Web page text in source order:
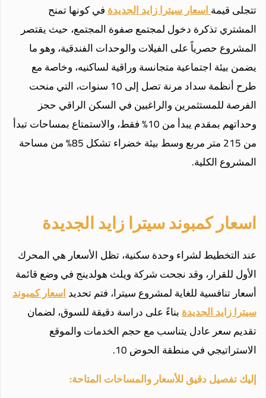
تتجلى قيمةاسعار سيترا زايد الجديدةفي كونها تمنح
المشتري تذكرة دخول لمجتمع صفوة المجتمع، حيث يقتصر
المشروع حصرياً على الفيلات والوحدات الفندقية، وهو ما
يضمن بيئة اجتماعية متجانسة وراقية لساكنيه، وخاصة مع
طرح أنظمة سداد مرنة تصل إلى 10 سنوات، التي منحت
الفرصة للمستثمرين والراغبين في السكن الراقي حجز
وحداتهم بمقدم يبدأ من 10% فقط، والاستمتاع بمساحات تبدأ
من 215 متر مربع وسط بيئة خضراء تشكل 85% من مساحة
المشروع الكلية.
اسعار كمبوند سيترا زايد الجديدة
عند التخطيط لشراء وحدة سكنية، تظل الأسعار هي المحرك
الأول للقرار، وقد نجحت شركة ويلث هولدينج في وضع قائمة
أسعار تنافسية للغاية لمشروع سيترا، فتم تحديداسعار كمبوند
سيترا زايد الجديدةبناءً على دراسة دقيقة للسوق، لضمان
تقديم سعر عادل يتناسب مع حجم الخدمات والموقع
الاستراتيجي في منطقة الحوض 10.
إليك تفصيل دقيق للأسعار والمساحات المتاحة: